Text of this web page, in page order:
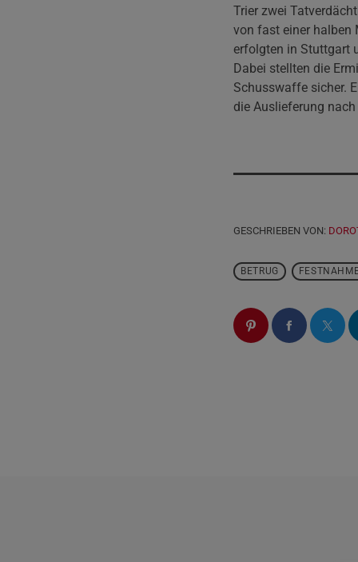
Trier zwei
von fast einer halben
erfolgten in Stuttgart
Dabei stellten die
Schusswaffe sicher.
die Auslieferung
GESCHRIEBEN VON:
BETRUG